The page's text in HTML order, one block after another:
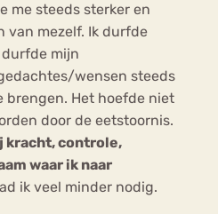
me steeds sterker en
van mezelf. Ik durfde
mijn
wensen steeds
brengen. Het hoefde niet
door de eetstoornis.
kracht, controle,
waar ik naar
ik veel minder nodig.